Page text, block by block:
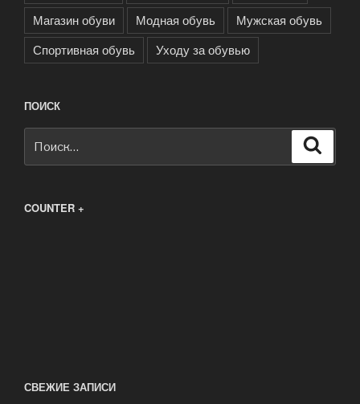
Магазин обуви
Модная обувь
Мужская обувь
Спортивная обувь
Уходу за обувью
ПОИСК
COUNTER +
СВЕЖИЕ ЗАПИСИ